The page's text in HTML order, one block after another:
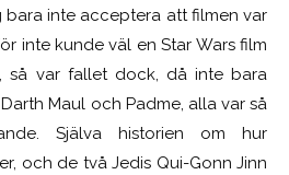
bara inte acceptera att filmen var
inte kunde väl en Star Wars film
så var fallet dock, då inte bara
Maul och Padme, alla var så
Själva historien om hur
och de två Jedis Qui-Gonn Jinn